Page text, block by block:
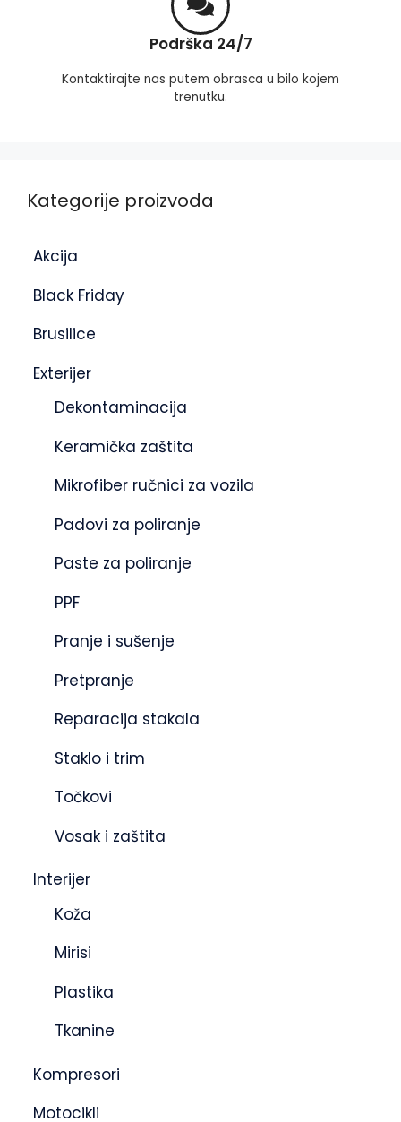
Podrška 24/7
Kontaktirajte nas putem obrasca u bilo kojem
trenutku.
Kategorije proizvoda
Akcija
Black Friday
Brusilice
Exterijer
Dekontaminacija
Keramička zaštita
Mikrofiber ručnici za vozila
Padovi za poliranje
Paste za poliranje
PPF
Pranje i sušenje
Pretpranje
Reparacija stakala
Staklo i trim
Točkovi
Vosak i zaštita
Interijer
Koža
Mirisi
Plastika
Tkanine
Kompresori
Motocikli